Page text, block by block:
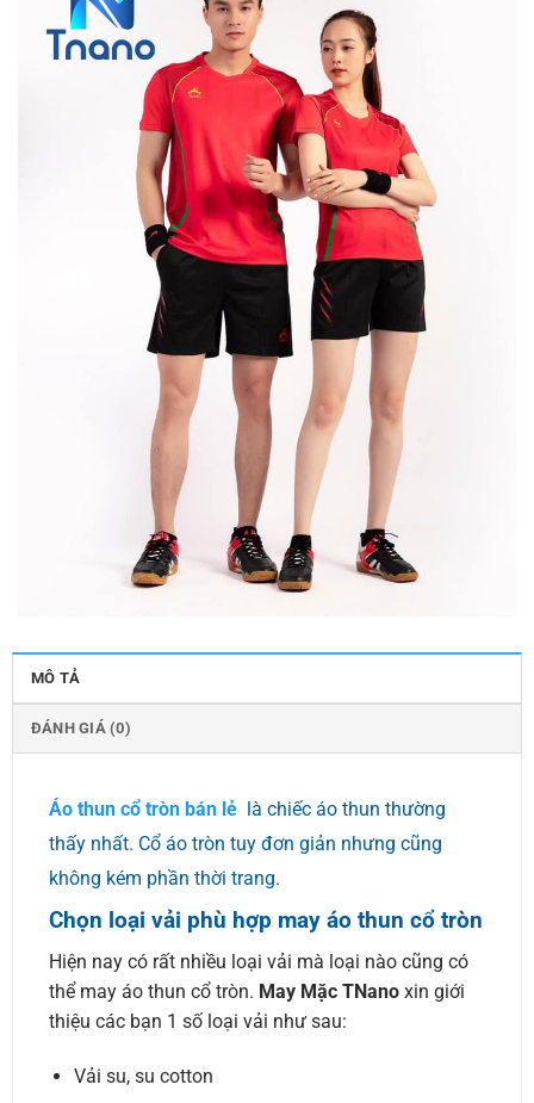
MÔ TẢ
ĐÁNH GIÁ (0)
Áo thun cổ tròn bán lẻ là chiếc áo thun thường
thấy nhất. Cổ áo tròn tuy đơn giản nhưng cũng
không kém phần thời trang.
Chọn loại vải phù hợp may áo thun cổ tròn
Hiện nay có rất nhiều loại vải mà loại nào cũng có
thể may áo thun cổ tròn. May Mặc TNanoxin giới
thiệu các bạn 1 số loại vải như sau:
Vải su, su cotton